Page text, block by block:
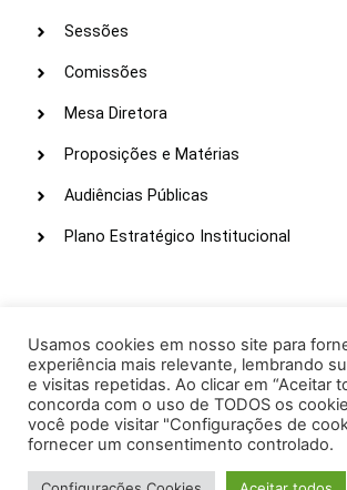
Sessões
Comissões
Mesa Diretora
Proposições e Matérias
Audiências Públicas
Plano Estratégico Institucional
Webmail
Intranet
Administração
Usamos cookies em nosso site para
experiência mais relevante, lembrando
e visitas repetidas. Ao clicar em “Aceitar
concorda com o uso de TODOS os
você pode visitar "Configurações de
fornecer um consentimento controlado.